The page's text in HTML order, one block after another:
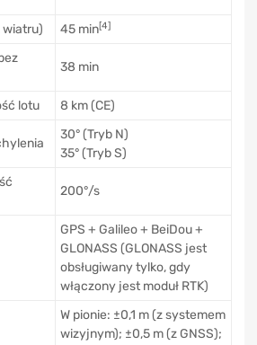
wiatru) 45 min[4]
38 min
lotu 8 km (CE)
30° (Tryb N)
35° (Tryb S)
200°/s
GPS + Galileo + BeiDou +
GLONASS (GLONASS jest
obsługiwany tylko, gdy
włączony jest moduł RTK)
W pionie: ±0,1 m (z systemem
wizyjnym); ±0,5 m (z GNSS);